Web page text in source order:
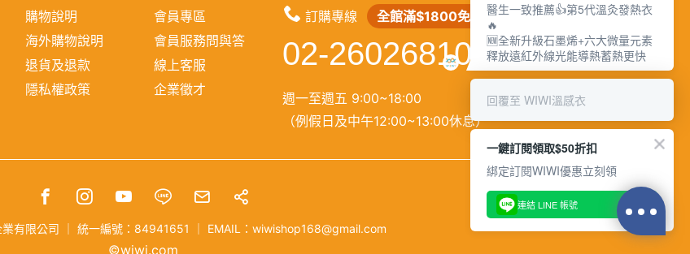
購物說明
海外購物說明
退貨及退款
隱私權政策
會員專區
會員服務問與答
線上客服
企業徵才
訂購專線 全館滿$1800免運
02-26026810
週一至週五 9:00~18:00
（例假日及中午12:00~13:00休息）
有限公司 統一編號：84941651 EMAIL：wiwishop168@gmail.com
©wiwi.com
醫生一致推薦👍第5代溫灸發熱衣
🔥
🆕全新升級石墨烯+六大微量元素
釋放遠紅外線光能導熱蓄熱更快
回覆至 WIWI溫感衣
一鍵訂閱領取$50折扣
綁定訂閱WIWI優惠立刻領
連結 LINE 帳號